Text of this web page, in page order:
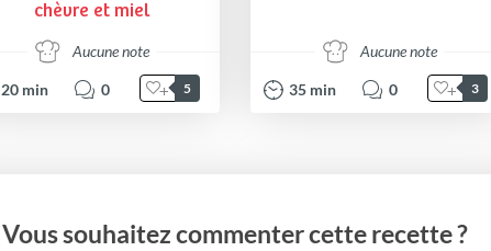
chèvre et miel
Aucune note
20 min 0 5
Aucune note
35 min 0 3
Vous souhaitez commenter cette recette ?